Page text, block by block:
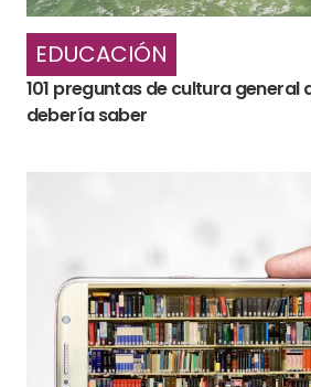
EDUCACIÓN
101 preguntas de cultura general
debería saber